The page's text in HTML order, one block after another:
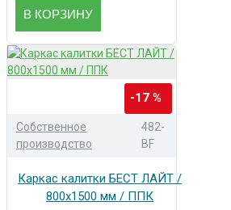
В КОРЗИНУ
-17 %
Собственное
производство
482-
BF
Каркас калитки БЕСТ ЛАЙТ /
800x1500 мм / ППК